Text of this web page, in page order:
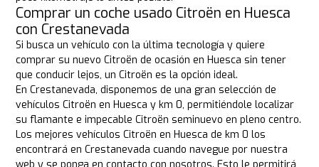
Comprar un coche usado Citroën en Huesca
con Crestanevada
Si busca un vehículo con la última tecnología y quiere
comprar su nuevo Citroën de ocasión en Huesca sin tener
que conducir lejos, un Citroën es la opción ideal.
En Crestanevada, disponemos de una gran selección de
vehículos Citroën en Huesca y km 0, permitiéndole localizar
su flamante e impecable Citroën seminuevo en pleno centro.
Los mejores vehículos Citroën en Huesca de km 0 los
encontrará en Crestanevada cuando navegue por nuestra